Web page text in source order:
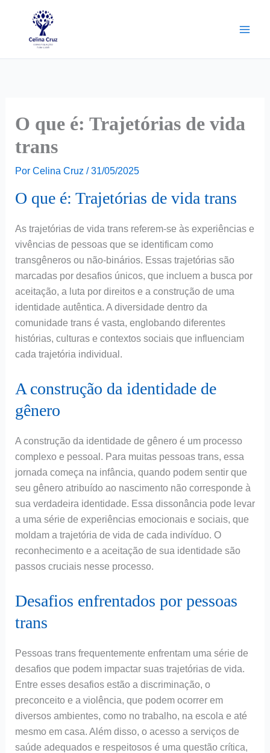
O que é: Trajetórias de vida
trans
Por Celina Cruz / 31/05/2025
O que é: Trajetórias de vida trans
As trajetórias de vida trans referem-se às experiências e
vivências de pessoas que se identificam como
transgêneros ou não-binários. Essas trajetórias são
marcadas por desafios únicos, que incluem a busca por
aceitação, a luta por direitos e a construção de uma
identidade autêntica. A diversidade dentro da
comunidade trans é vasta, englobando diferentes
histórias, culturas e contextos sociais que influenciam
cada trajetória individual.
A construção da identidade de
gênero
A construção da identidade de gênero é um processo
complexo e pessoal. Para muitas pessoas trans, essa
jornada começa na infância, quando podem sentir que
seu gênero atribuído ao nascimento não corresponde à
sua verdadeira identidade. Essa dissonância pode levar
a uma série de experiências emocionais e sociais, que
moldam a trajetória de vida de cada indivíduo. O
reconhecimento e a aceitação de sua identidade são
passos cruciais nesse processo.
Desafios enfrentados por pessoas
trans
Pessoas trans frequentemente enfrentam uma série de
desafios que podem impactar suas trajetórias de vida.
Entre esses desafios estão a discriminação, o
preconceito e a violência, que podem ocorrer em
diversos ambientes, como no trabalho, na escola e até
mesmo em casa. Além disso, o acesso a serviços de
saúde adequados e respeitosos é uma questão crítica,